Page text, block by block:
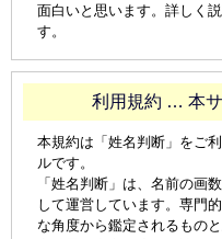
面白いと思います。詳しく
す。
利用規約 … 本
本規約は「姓名判断」をご
ルです。
「姓名判断」は、名前の画
して運営しています。専門
な角度から鑑定されるもの